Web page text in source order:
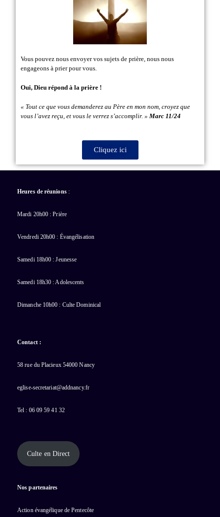
Vous pouvez nous envoyer vos sujets de prière, nous nous
engageons à prier pour vous.
Oui, Dieu répond à la prière !
« Tout ce que vous demanderez au Père en mon nom, croyez que
vous l’avez reçu, et vous le verrez s’accomplir. »Marc 11/24
Cliquez ici
Heures de réunions:
Mardi 20h00 : Prière
Vendredi 20h00 : Évangélisation
Samedi 18h00 : Jeunesse
Samedi 18h30 : Adolescents
Dimanche 10h00 : Culte Dominical
Contact :
58 rue du Placieux 54000 Nancy
eglise-secretariat@addnancy.fr
Tel : 06 09 59 41 32
Culte en Direct
Nos partenaires
Action évangélique de Pentecôte